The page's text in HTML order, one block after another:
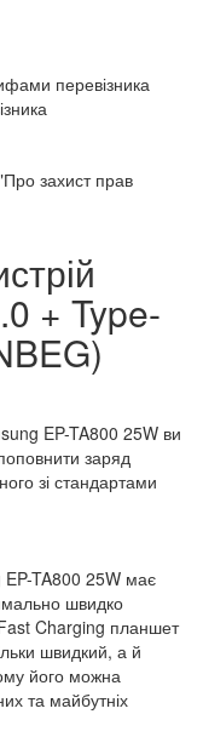
перевізника
захист прав
+ Type-
EP-TA800 25W ви
заряд
зі стандартами
TA800 25W має
швидко
Charging планшет
швидкий, а й
його можна
та майбутніх